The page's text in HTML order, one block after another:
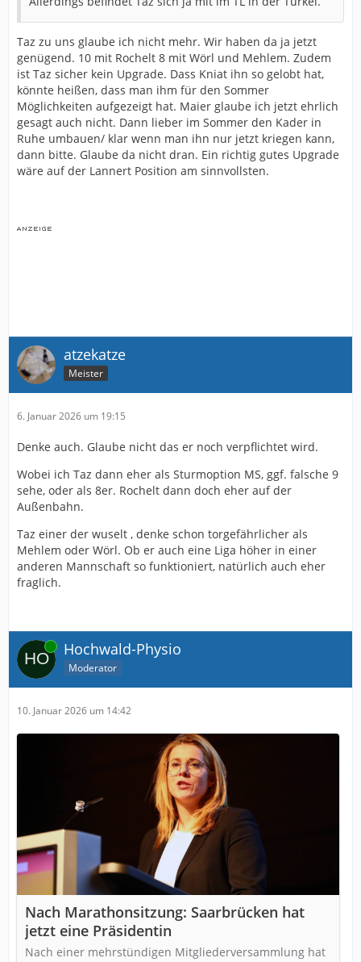
Taz zu uns glaube ich nicht mehr. Wir haben da ja jetzt
genügend. 10 mit Rochelt 8 mit Wörl und Mehlem. Zudem
ist Taz sicher kein Upgrade. Dass Kniat ihn so gelobt hat,
könnte heißen, dass man ihm für den Sommer
Möglichkeiten aufgezeigt hat. Maier glaube ich jetzt ehrlich
gesagt auch nicht. Dann lieber im Sommer den Kader in
Ruhe umbauen/ klar wenn man ihn nur jetzt kriegen kann,
dann bitte. Glaube da nicht dran. Ein richtig gutes Upgrade
wäre auf der Lannert Position am sinnvollsten.
atzekatze
Meister
6. Januar 2026 um 19:15
Denke auch. Glaube nicht das er noch verpflichtet wird.
Wobei ich Taz dann eher als Sturmoption MS, ggf. falsche 9
sehe, oder als 8er. Rochelt dann doch eher auf der
Außenbahn.
Taz einer der wuselt , denke schon torgefährlicher als
Mehlem oder Wörl. Ob er auch eine Liga höher in einer
anderen Mannschaft so funktioniert, natürlich auch eher
fraglich.
Online Hochwald-Physio
Moderator
10. Januar 2026 um 14:42
Nach Marathonsitzung: Saarbrücken hat
jetzt eine Präsidentin
Nach einer mehrstündigen Mitgliederversammlung hat